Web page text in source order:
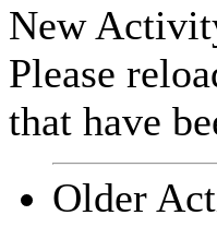
New
Please
that have
Older